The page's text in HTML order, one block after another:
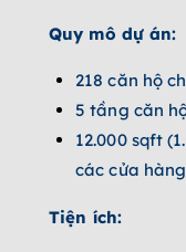
Quy mô dự án:
218 căn hộ
5 tầng căn
12.000 sqft
các cửa
Tiện ích: